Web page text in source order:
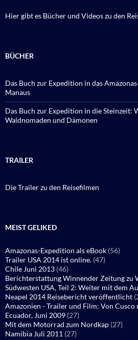
Hier gibt es Bücher und Videos zu den
BÜCHER
Das Buch zur Expedition in das
Manaus
Das Buch zur Expedition in die Steinzeit:
Waldnomaden und Dämonen
TRAILER
Die Trailer zu den Reisefilmen
MEIST GELIKED
Amazonas-Expedition als eBook (56)
Trailer USA 2014 ist online. (47)
Chile Juni 2013 (46)
Berichterstattung Winnender Zeitung zu
Südwesten USA, Teil 2: Weiter mit dem
Neapel 2014 Reisebericht veröffentlicht
Amazonien - Trailer und Film: Von Cusco
Ecuador, Juni 2009 (27)
Mit dem Motorrad zum Nordkap (27)
Namibia Juli 2011 (27)